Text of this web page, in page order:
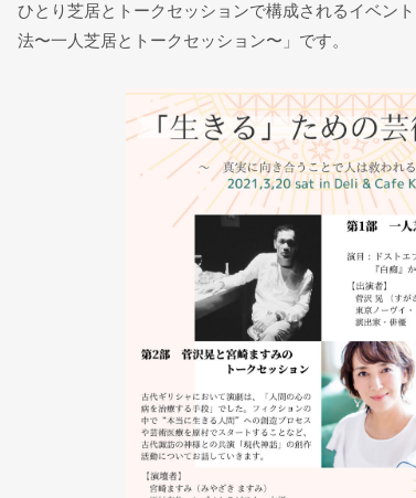
ひとり芝居とトークセッションで構成されるイベン
法〜一人芝居とトークセッション〜」です。